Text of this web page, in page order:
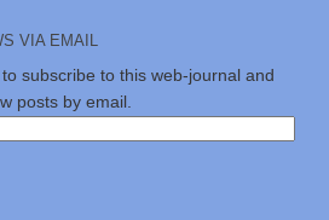
VIA EMAIL
subscribe to this web-journal and
posts by email.